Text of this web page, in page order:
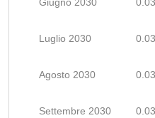
Luglio 2030
Agosto 2030
Settembre 2030